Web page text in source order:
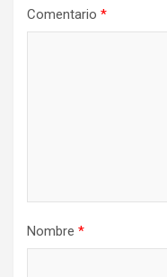
Comentario *
Nombre *